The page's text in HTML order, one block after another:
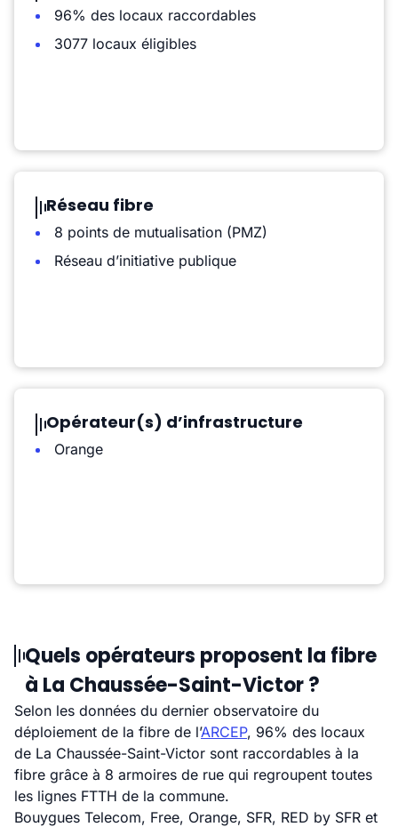
96% des locaux raccordables
3077 locaux éligibles
Réseau fibre
8 points de mutualisation (PMZ)
Réseau d’initiative publique
Opérateur(s) d’infrastructure
Orange
Quels opérateurs proposent la fibre
à La Chaussée-Saint-Victor ?
Selon les données du dernier observatoire du
déploiement de la fibre de l’ARCEP, 96% des locaux
de La Chaussée-Saint-Victor sont raccordables à la
fibre grâce à 8 armoires de rue qui regroupent toutes
les lignes FTTH de la commune.
Bouygues Telecom, Free, Orange, SFR, RED by SFR et